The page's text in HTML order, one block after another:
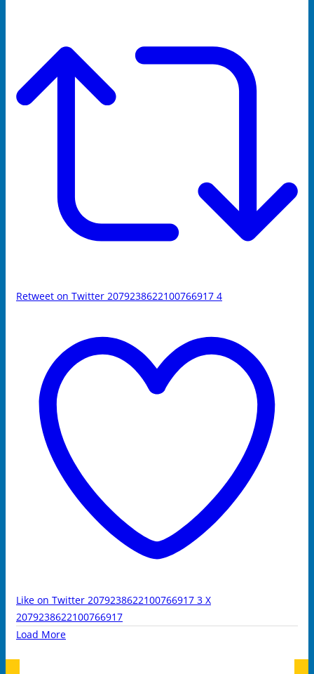
Retweet on Twitter 2079238622100766917 4
Like on Twitter 2079238622100766917 3 X
2079238622100766917
Load More